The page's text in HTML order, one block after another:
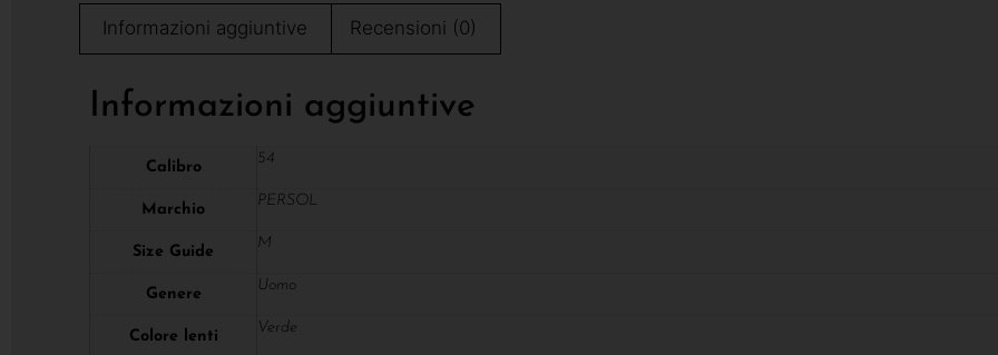
Informazioni aggiuntive Recensioni (0)
Informazioni aggiuntive
Calibro
54
Marchio
PERSOL
Size Guide
M
Genere
Uomo
Colore lenti
Verde